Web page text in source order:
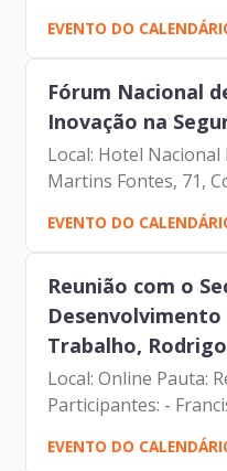
EVENTO DO
Fórum Nacional
Inovação na
Local: Hotel Nacional
Martins Fontes, 71,
EVENTO DO
Reunião com o
Desenvolvimento
Trabalho,
Local: Online Pauta:
Participantes: -
Prodam-SP - André
Assessor da
EVENTO DO